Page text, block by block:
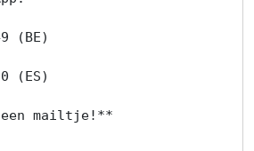
(BE)
(ES)
mailtje!**